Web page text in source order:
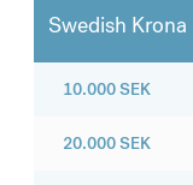
Swedish Krona
10.000SEK
20.000SEK